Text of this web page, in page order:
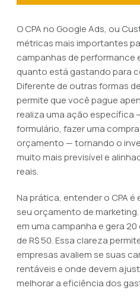
O CPA no Google Ads, ou
métricas mais importantes
campanhas de performance
quanto está gastando para
Diferente de outras formas
permite que você pague
realiza uma ação específica
formulário, fazer uma
orçamento — tornando o
muito mais previsível e
reais.
Na prática, entender o CPA
seu orçamento de marketing.
em uma campanha e gera
de R$ 50. Essa clareza
empresas avaliem se suas
rentáveis e onde devem
melhorar a eficiência dos